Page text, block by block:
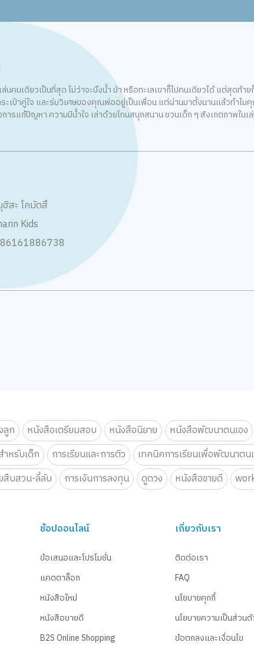
ล่นคนเดียวเป็นที่สุด ไม่ว่าจะบึงนํ้า ป่า หรือทะเลเขาก็ไปคนเดียวได้ แต่สุด
ระเป๋าคู่ใจ และร่มวิเศษของคุณพ่ออยู่เป็นเพื่อน แต่ผ่านมาตั้งนานแล้วทำ
รแก้ปัญหา ความมีนํ้าใจ เล่าด้วยโทนสนุกสนาน ชวนเด็ก ๆ สังเกตภาพในเ
ฮิสะ โคมัตสึ
Kids
ลูก หนังสือเตรียมสอบ หนังสือนิยาย หนังสือพัฒนาตนเอง
หรับเด็ก
การเรียนและการติว เทคนิคการเรียนเพื่อพัฒนาตน
สืบสวน-ลี้ลับ การเงินการลงทุน ดูดวง หนังสือขายดี
ช้อปออนไลน์
ข้อเสนอและโปรโมชั่น
แคตตาล็อก
หนังสือใหม่
หนังสือขายดี
B2S Online Shopping
เกี่ยวกับเรา
ติดต่อเรา
FAQ
นโยบายคุกกี้
นโยบายความเป็นส่วน
ข้อตกลงและเงื่อนไข